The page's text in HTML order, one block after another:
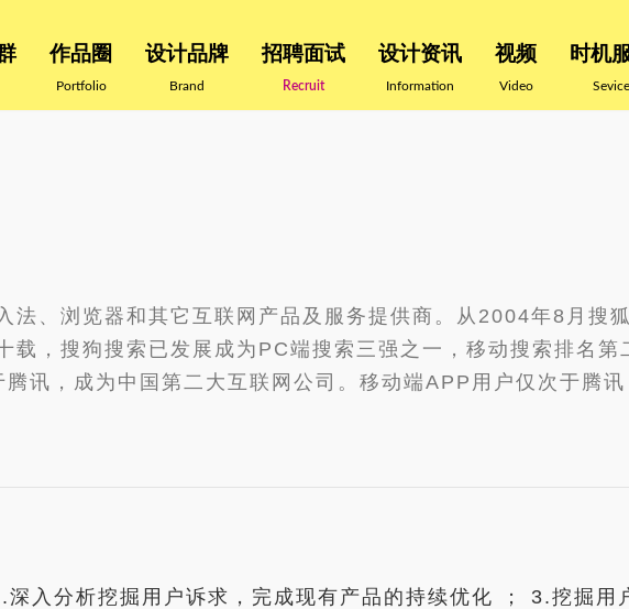
作品圈
Portfolio
设计品牌
Brand
招聘面试
Recruit
设计资讯
Information
视频
Video
时机
Sevice
法、浏览器和其它互联网产品及服务提供商。从2004年8月搜
，搜狗搜索已发展成为PC端搜索三强之一，移动搜索排名第
讯，成为中国第二大互联网公司。移动端APP用户仅次于腾
入分析挖掘用户诉求，完成现有产品的持续优化 ； 3.挖掘用